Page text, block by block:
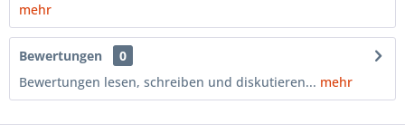
mehr
Bewertungen
0
Bewertungen lesen, schreiben und diskutieren... mehr